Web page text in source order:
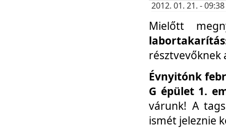
2012. 01. 21. -
Mielőtt
labortakarítás
résztvevőknek
Évnyitónk
G épület 1.
várunk! A
ismét jeleznie